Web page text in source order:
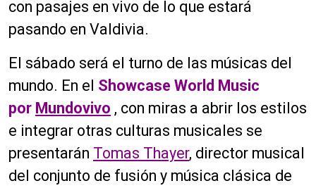
con pasajes en vivo de lo que estará
pasando en Valdivia.
El sábado será el turno de las músicas del
mundo. En el Showcase World Music
por Mundovivo , con miras a abrir los estilos
e integrar otras culturas musicales se
presentarán Tomas Thayer, director musical
del conjunto de fusión y música clásica de